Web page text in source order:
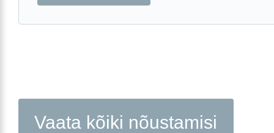
Vaata kõiki nõustamisi